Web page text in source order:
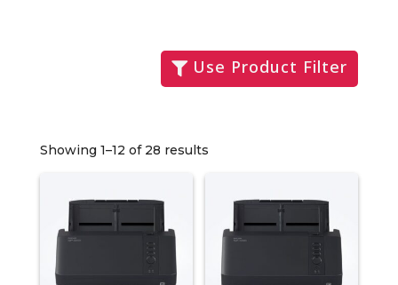
Use Product Filter
Showing 1–12 of 28 results